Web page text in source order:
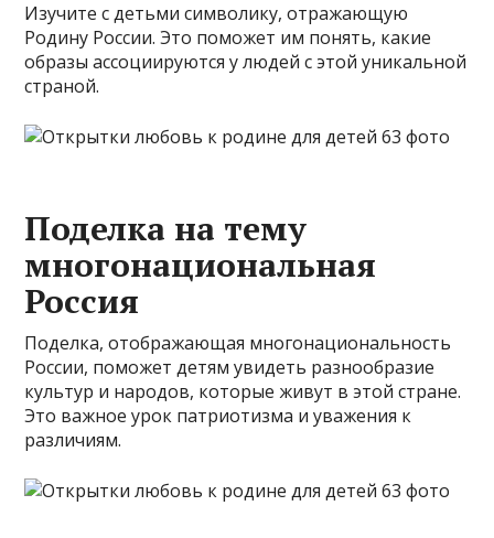
Изучите с детьми символику, отражающую
Родину России. Это поможет им понять, какие
образы ассоциируются у людей с этой уникальной
страной.
Поделка на тему
многонациональная
Россия
Поделка, отображающая многонациональность
России, поможет детям увидеть разнообразие
культур и народов, которые живут в этой стране.
Это важное урок патриотизма и уважения к
различиям.